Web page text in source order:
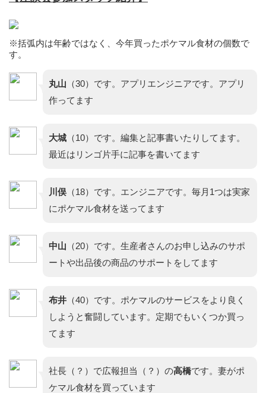
※括弧内は年齢ではなく、今年買ったポケマル食材の個数で
す。
丸山 （30）です。アプリエンジニアです。アプリ
作ってます
大城 （10）です。編集と記事書いたりしてます。
最近はリンゴ片手に記事を書いてます
川俣 （18）です。エンジニアです。毎月1つは実家
にポケマル食材を送ってます
中山 （20）です。生産者さんのお申し込みのサポ
ートや出品後の商品のサポートをしてます
布井 （40）です。ポケマルのサービスをより良く
しようと奮闘しています。定期でもいくつか買っ
てます
社長（？）で広報担当（？）の高橋です。妻がポ
ケマル食材を買っています